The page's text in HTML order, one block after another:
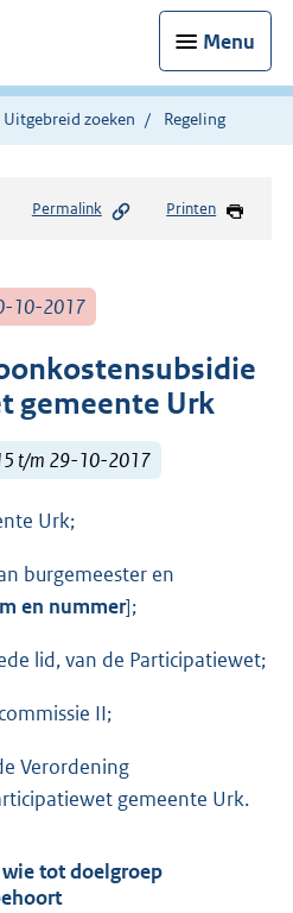
Menu
Uitgebreid zoeken Regeling
Permalink Printen
10-2017
gemeente Urk
t/m 29-10-2017
Urk;
burgemeester en
en nummer];
lid, van de Participatiewet;
II;
Verordening
gemeente Urk.
tot doelgroep